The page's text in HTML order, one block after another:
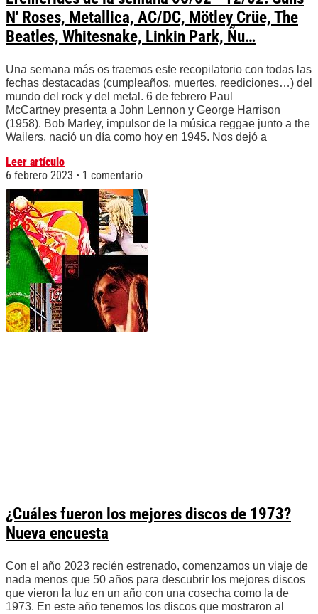
N' Roses, Metallica, AC/DC, Mötley Crüe, The
Beatles, Whitesnake, Linkin Park, Ñu…
Una semana más os traemos este recopilatorio con todas las
fechas destacadas (cumpleaños, muertes, reediciones…) del
mundo del rock y del metal. 6 de febrero Paul
McCartney presenta a John Lennon y George Harrison
(1958). Bob Marley, impulsor de la música reggae junto a the
Wailers, nació un día como hoy en 1945. Nos dejó a
Leer artículo
6 febrero 2023
1 comentario
¿Cuáles fueron los mejores discos de 1973?
Nueva encuesta
Con el año 2023 recién estrenado, comenzamos un viaje de
nada menos que 50 años para descubrir los mejores discos
que vieron la luz en un año con una cosecha como la de
1973. En este año tenemos los discos que mostraron al